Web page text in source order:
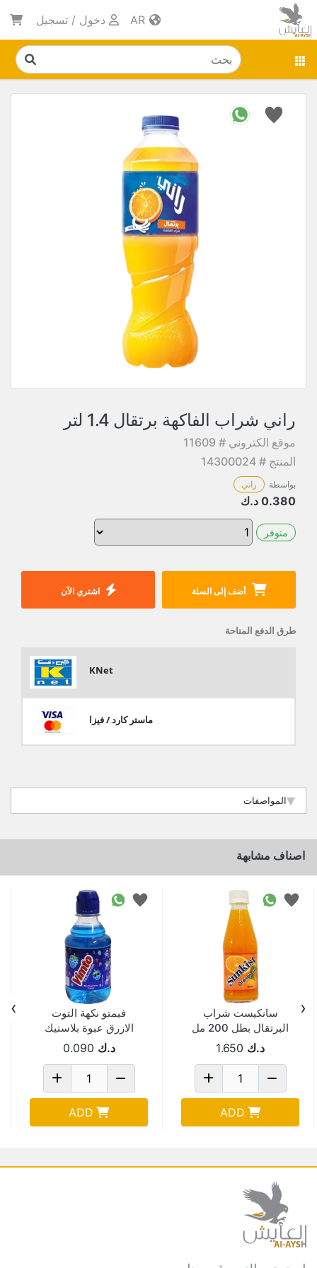
دخول / تسجيل
راني شراب الفاكهة برتقال 1.4 لتر
موقع الكتروني # 11609
المنتج # 14300024
بواسطة راني
0.380 د.ك
متوفر
أضف إلى السلة اشتري الآن
طرق الدفع المتاحة
KNet
ماستر كارد / فيزا
المواصفات
اصناف مشابهة
سانكيست شراب
البرتقال بطل 200 مل
Pack Of 24
د.ك 1.650
ADD
فيمتو نكهة التوت
الازرق عبوة بلاستيك
250 ملد.ك 0.090
ADD
‹
›